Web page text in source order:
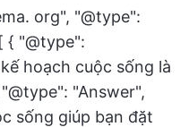
org", "@type":
{ "@type":
hoạch cuộc sống là
"Answer",
sống giúp bạn đặt